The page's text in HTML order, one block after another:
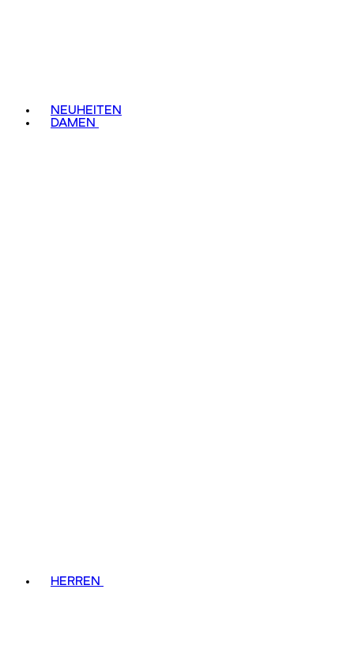
NEUHEITEN
DAMEN
HERREN